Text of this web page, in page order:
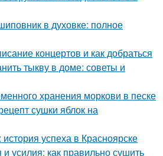
в духовке: полное
концертов и как добраться
тыкву в доме: советы и
хранения моркови в песке
сушки яблок на
успеха в Красноярске
усилия: как правильно сушить